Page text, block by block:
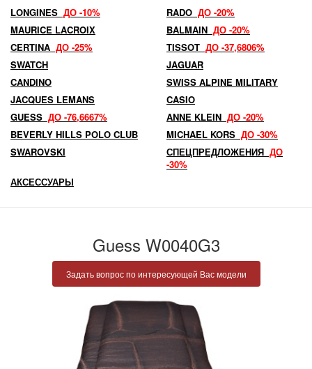
LONGINES ДО -10% RADO ДО -20%
MAURICE LACROIX
BALMAIN ДО -20%
CERTINA ДО -25% TISSOT ДО -37,6806%
SWATCH
JAGUAR
CANDINO
SWISS ALPINE MILITARY
JACQUES LEMANS
CASIO
GUESS ДО -76,6667% ANNE KLEIN ДО -20%
BEVERLY HILLS POLO CLUB
MICHAEL KORS ДО -30%
SWAROVSKI
СПЕЦПРЕДЛОЖЕНИЯ ДО
-30%
АКСЕССУАРЫ
Guess W0040G3
Задать вопрос по интересующей Вас модели